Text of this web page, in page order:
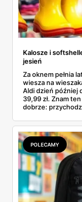
Kalosze i
jesień
Za oknem pełnia
wiesza na
Aldi dzień później
39,99 zł. Znam
dobrze:
pojawi się w
sens kupować
POLECAMY